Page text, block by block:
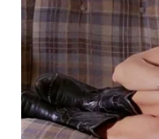
SEMARANG
WN
SOLO
WN